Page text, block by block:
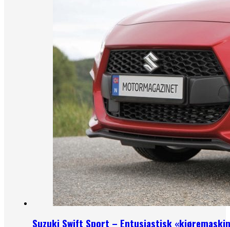
Suzuki Swift Sport – Entusiastisk